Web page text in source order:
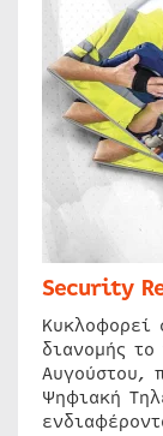
Security
Κυκλοφορεί
διανομής
Αυγούστου,
Ψηφιακή